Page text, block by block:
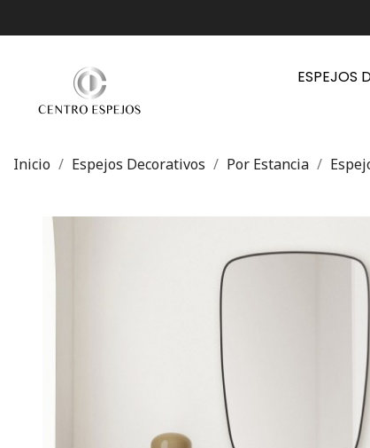
ESPEJOS
Inicio Espejos Decorativos Por Estancia